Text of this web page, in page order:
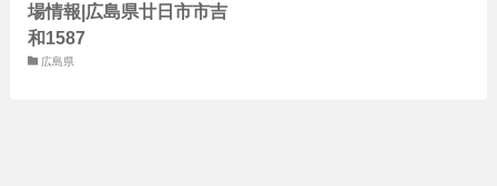
場情報|広島県廿日市市吉
和1587
広島県